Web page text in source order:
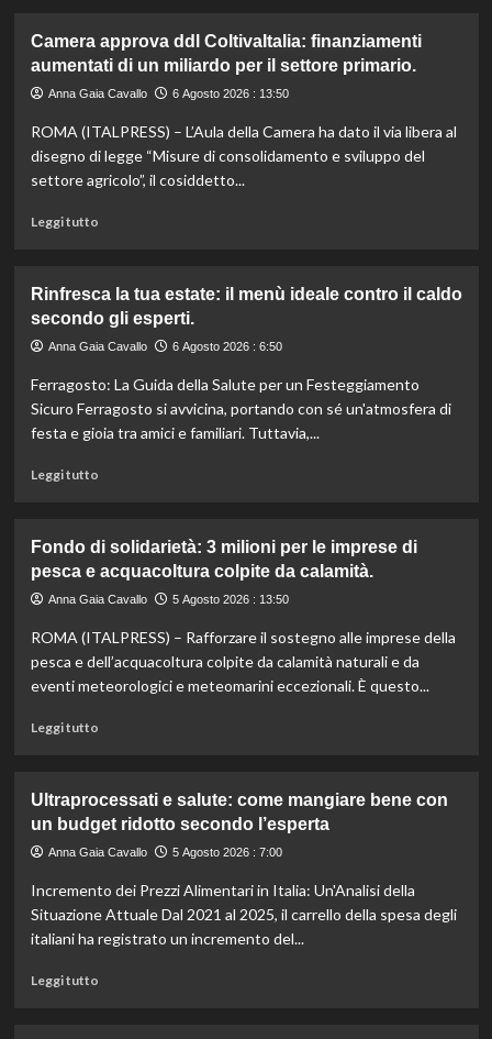
Mortadella
ritirata:
rischio
scopri
quali
marche
Camera approva ddl ColtivaItalia: finanziamenti
aumentati di un miliardo per il settore primario.
Anna Gaia Cavallo 6 Agosto 2026 : 13:50
ROMA (ITALPRESS) – L’Aula della Camera ha dato il via libera al
disegno di legge “Misure di consolidamento e sviluppo del
settore agricolo”, il cosiddetto...
Leggi tuttoLeggi
Camera
approva
ddl
finanziamenti
aumentati
di
primario.
Rinfresca la tua estate: il menù ideale contro il caldo
secondo gli esperti.
Anna Gaia Cavallo 6 Agosto 2026 : 6:50
Ferragosto: La Guida della Salute per un Festeggiamento
Sicuro Ferragosto si avvicina, portando con sé un'atmosfera di
festa e gioia tra amici e familiari. Tuttavia,...
Leggi tuttoLeggi
Rinfresca
la
tua
il
menù
ideale
esperti.
Fondo di solidarietà: 3 milioni per le imprese di
pesca e acquacoltura colpite da calamità.
Anna Gaia Cavallo 5 Agosto 2026 : 13:50
ROMA (ITALPRESS) – Rafforzare il sostegno alle imprese della
pesca e dell’acquacoltura colpite da calamità naturali e da
eventi meteorologici e meteomarini eccezionali. È questo...
Leggi tuttoLeggi
Fondo
di
solidarietà:
milioni
per
le
Ultraprocessati e salute: come mangiare bene con
un budget ridotto secondo l’esperta
Anna Gaia Cavallo 5 Agosto 2026 : 7:00
Incremento dei Prezzi Alimentari in Italia: Un'Analisi della
Situazione Attuale Dal 2021 al 2025, il carrello della spesa degli
italiani ha registrato un incremento del...
Leggi tuttoLeggi